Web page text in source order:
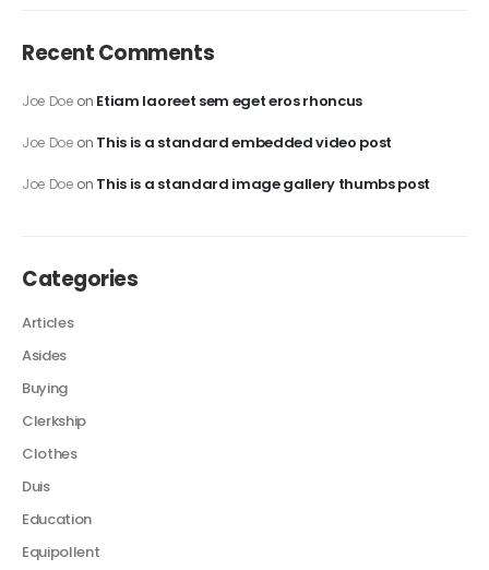
Recent Comments
Joe Doe on Etiam laoreet sem eget eros rhoncus
Joe Doe on This is a standard embedded video post
Joe Doe on This is a standard image gallery thumbs post
Categories
Articles
Asides
Buying
Clerkship
Clothes
Duis
Education
Equipollent